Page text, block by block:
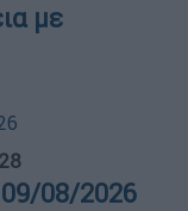
με
09/08/2026